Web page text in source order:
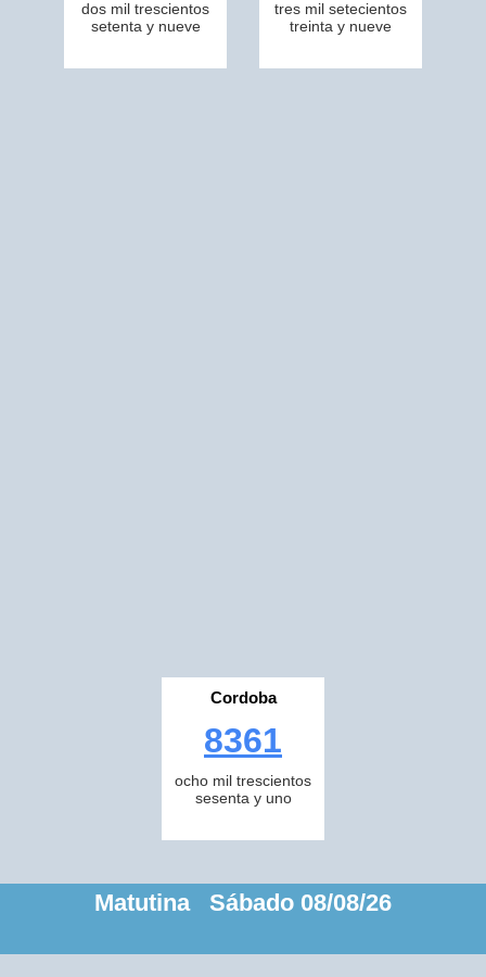
dos mil trescientos
setenta y nueve
tres mil setecientos
treinta y nueve
Cordoba
8361
ocho mil trescientos
sesenta y uno
Matutina Sábado 08/08/26